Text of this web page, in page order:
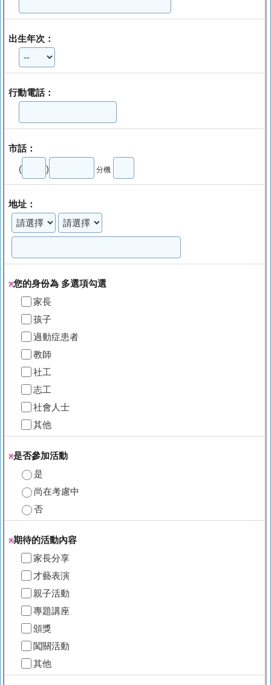
出生年次：
行動電話：
市話：
( ) 分機
地址：
※您的身份為 多選項勾選
家長
孩子
過動症患者
教師
社工
志工
社會人士
其他
※是否參加活動
是
尚在考慮中
否
※期待的活動內容
家長分享
才藝表演
親子活動
專題講座
頒獎
闖關活動
其他